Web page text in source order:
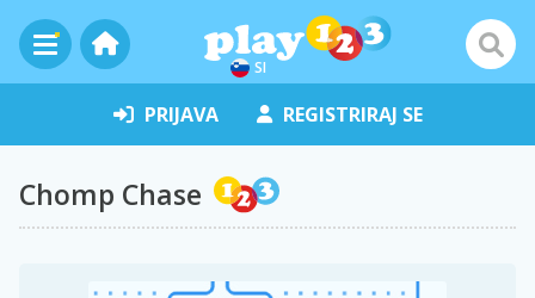
SI
PRIJAVA REGISTRIRAJ SE
Chomp Chase